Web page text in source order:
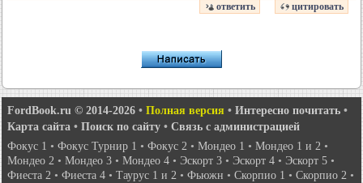
ответить цитировать
FordBook.ru © 2014-2026 • Полная версия • Интересно почитать •
Карта сайта • Поиск по сайту • Связь с администрацией
Фокус 1 • Фокус Турнир 1 • Фокус 2 • Мондео 1 • Мондео 1 и 2 •
Мондео 2 • Мондео 3 • Мондео 4 • Эскорт 3 • Эскорт 4 • Эскорт 5 •
Фиеста 2 • Фиеста 4 • Таурус 1 и 2 • Фьюжн • Скорпио 1 • Скорпио 2 •